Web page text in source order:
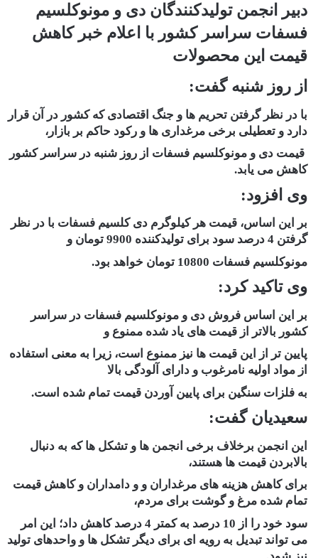
دبیر انجمن تولیدکنندگان دی و مونوکلسیم
فسفات سراسر کشور با اعلام خبر کاهش
قیمت این محصولات
از روز شنبه گفت:
با در نظر گرفتن تحریم ها و جنگ اقتصادی که کشور در آن قرار
دارد و تعطیلی برخی مرغداری ها و رکود حاکم بر بازار،
قیمت دی و مونوکلسیم فسفات از روز شنبه در سراسر کشور
کاهش می یابد.
وی افزود:
بر این اساس، قیمت هر کیلوگرم دی کلسیم فسفات با در نظر
گرفتن 4 درصد سود برای تولیدکننده 9900 تومان و
مونوکلسیم فسفات 10800 تومان خواهد بود.
وی تاکید کرد:
بر این اساس فروش دی و مونوکلسیم فسفات در سراسر
کشور بالاتر از قیمت های یاد شده ممنوع و
پایین تر از این قیمت ها نیز ممنوع است، زیرا به معنی استفاده
از مواد اولیه نامرغوب و دارای آلودگی بالا
به فلزات سنگین برای پایین آوردن قیمت تمام شده است.
سعیدیان گفت:
این انجمن برخلاف برخی انجمن ها و تشکل ها که به دنبال
بالابردن قیمت ها هستند،
برای کاهش هزینه های مرغداران و و دامداران و کاهش قیمت
تمام شده مرغ و گوشت برای مردم،
سود خود را از 10 درصد به کمتر 4 درصد کاهش داد؛ این امر
می تواند تبدیل به رویه ای برای دیگر تشکل ها و واحدهای تولید